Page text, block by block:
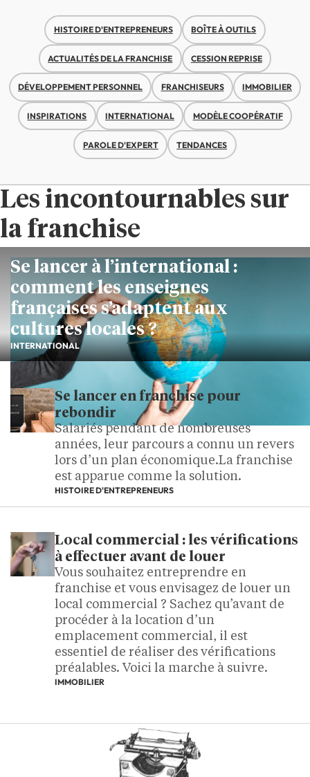
HISTOIRE D'ENTREPRENEURS BOÎTE À OUTILS
ACTUALITÉS DE LA FRANCHISE CESSION REPRISE
DÉVELOPPEMENT PERSONNEL FRANCHISEURS IMMOBILIER
INSPIRATIONS INTERNATIONAL MODÈLE COOPÉRATIF
PAROLE D'EXPERT TENDANCES
Les incontournables sur
la franchise
Se lancer à l’international :
comment les enseignes
françaises s’adaptent aux
cultures locales ?
INTERNATIONAL
Se lancer en franchise pour
rebondir
Salariés pendant de nombreuses
années, leur parcours a connu un revers
lors d’un plan économique.La franchise
est apparue comme la solution.
HISTOIRE D'ENTREPRENEURS
Local commercial : les vérifications
à effectuer avant de louer
Vous souhaitez entreprendre en
franchise et vous envisagez de louer un
local commercial ? Sachez qu’avant de
procéder à la location d’un
emplacement commercial, il est
essentiel de réaliser des vérifications
préalables. Voici la marche à suivre.
IMMOBILIER